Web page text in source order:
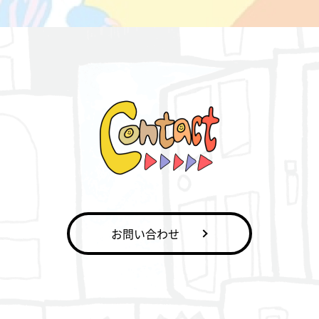
お問い合わせ